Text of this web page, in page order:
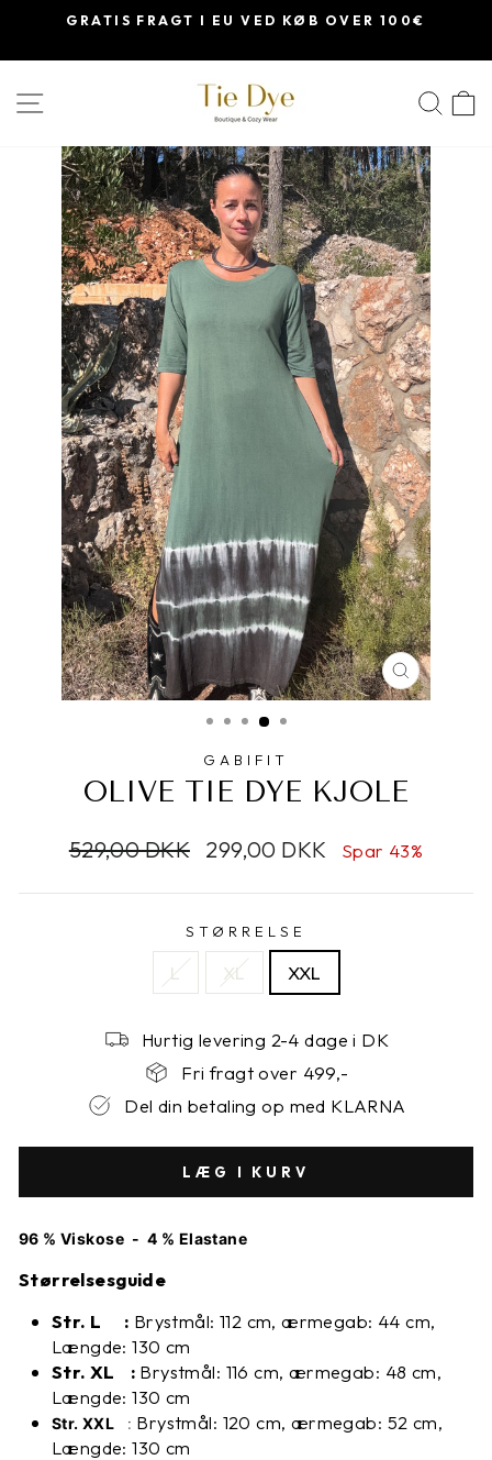
indhold
GRATIS FRAGT I EU VED KØB OVER 100€
LUK
GABIFIT
OLIVE TIE DYE KJOLE
529,00 DKK Udsalgspris
299,00 DKK Spar 43%
STØRRELSE
L XL XXL
Hurtig levering 2-4 dage i DK
Fri fragt over 499,-
Del din betaling op med KLARNA
LÆG I KURV
96 % Viskose - 4 % Elastane
Størrelsesguide
Str. L : Brystmål: 112 cm, ærmegab: 44 cm,
Længde: 130 cm
Str. XL :Brystmål: 116 cm, ærmegab: 48 cm,
Længde: 130 cm
Str. XXL : Brystmål: 120 cm, ærmegab: 52 cm,
Længde: 130 cm